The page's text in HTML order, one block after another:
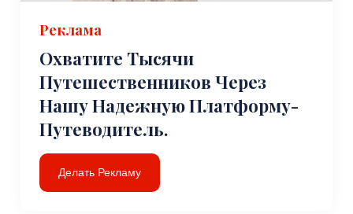
Реклама
Охватите Тысячи
Путешественников Через
Нашу Надежную Платформу-
Путеводитель.
Делать Рекламу